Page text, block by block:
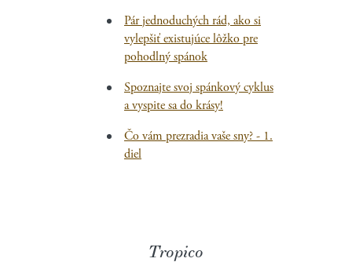
Pár jednoduchých rád, ako si
vylepšiť existujúce lôžko pre
pohodlný spánok
Spoznajte svoj spánkový cyklus
a vyspite sa do krásy!
Čo vám prezradia vaše sny? - 1.
diel
Tropico